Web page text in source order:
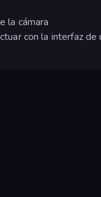
la cámara
con la interfaz de